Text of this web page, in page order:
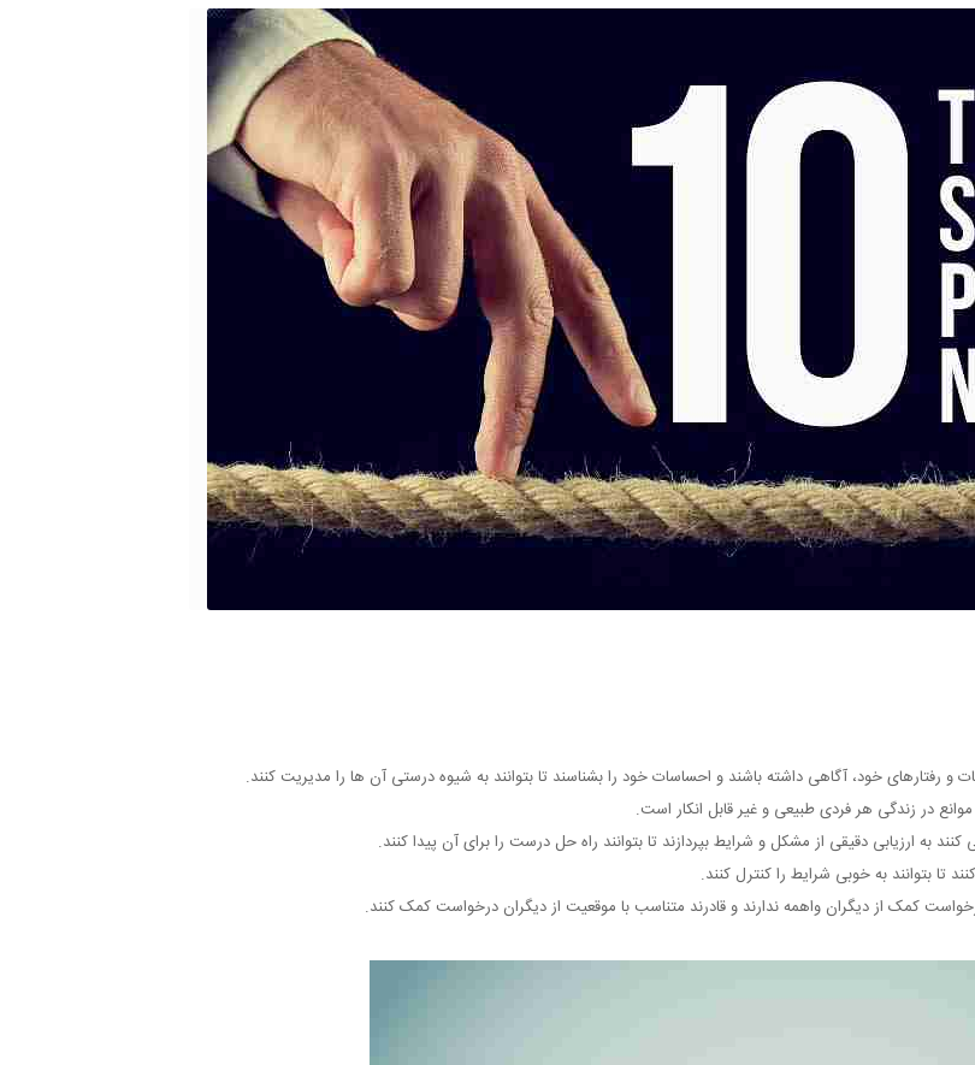
و رفتارهای خود، آگاهی داشته باشند و احساسات خود را بشناسند تا بتوانند به شیوه درستی آن ها را مدیریت کنند.
در زندگی هر فردی طبیعی و غیر قابل انکار است.
به ارزیابی دقیقی از مشکل و شرایط بپردازند تا بتوانند راه حل درست را برای آن پیدا کنند.
تا بتوانند به خوبی شرایط را کنترل کنند.
کمک از دیگران واهمه ندارند و قادرند متناسب با موقعیت از دیگران درخواست کمک کنند.